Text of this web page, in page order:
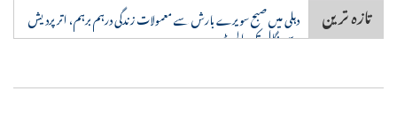
تازہ ترین دہلی میں صبح سویرے بارش سے معمولات زندگی درہم برہم، اترپردیش
سے بنگال تک الرٹ